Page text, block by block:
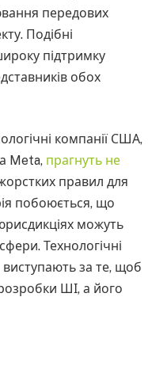
передових
Подібні
підтримку
обох
компанії США,
Meta, прагнуть не
правил для
побоюється, що
можуть
Технологічні
виступають за те, щоб
ШІ, а його